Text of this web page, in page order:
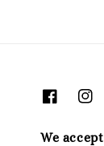
We accept